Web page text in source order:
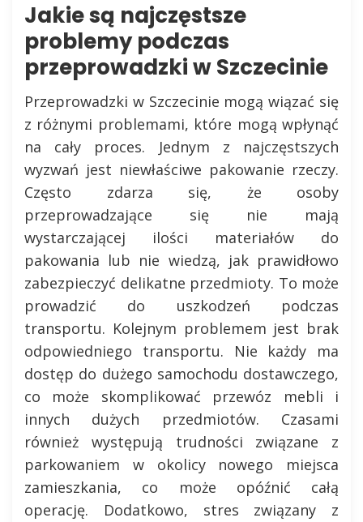
Jakie są najczęstsze
problemy podczas
przeprowadzki w Szczecinie
Przeprowadzki w Szczecinie mogą wiązać się
z różnymi problemami, które mogą wpłynąć
na cały proces. Jednym z najczęstszych
wyzwań jest niewłaściwe pakowanie rzeczy.
Często zdarza się, że osoby
przeprowadzające się nie mają
wystarczającej ilości materiałów do
pakowania lub nie wiedzą, jak prawidłowo
zabezpieczyć delikatne przedmioty. To może
prowadzić do uszkodzeń podczas
transportu. Kolejnym problemem jest brak
odpowiedniego transportu. Nie każdy ma
dostęp do dużego samochodu dostawczego,
co może skomplikować przewóz mebli i
innych dużych przedmiotów. Czasami
również występują trudności związane z
parkowaniem w okolicy nowego miejsca
zamieszkania, co może opóźnić całą
operację. Dodatkowo, stres związany z